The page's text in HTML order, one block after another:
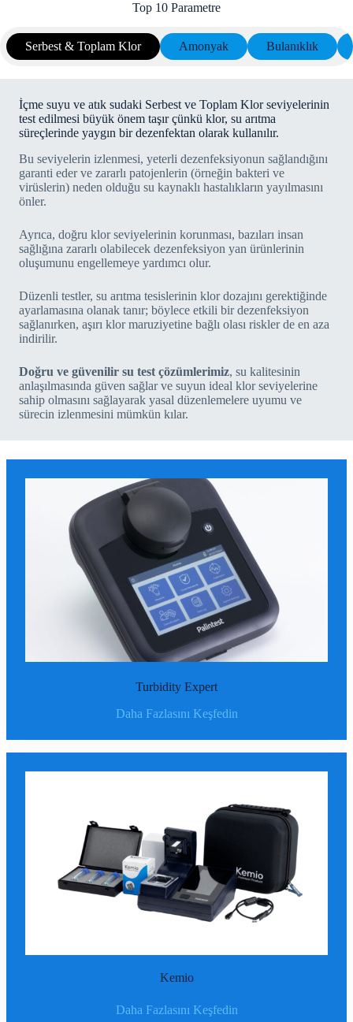
Top 10 Parametre
Serbest & Toplam Klor Amonyak Bulanıklık
İçme suyu ve atık sudaki Serbest ve Toplam Klor seviyelerinin
test edilmesi büyük önem taşır çünkü klor, su arıtma
süreçlerinde yaygın bir dezenfektan olarak kullanılır.
Bu seviyelerin izlenmesi, yeterli dezenfeksiyonun sağlandığını
garanti eder ve zararlı patojenlerin (örneğin bakteri ve
virüslerin) neden olduğu su kaynaklı hastalıkların yayılmasını
önler.
Ayrıca, doğru klor seviyelerinin korunması, bazıları insan
sağlığına zararlı olabilecek dezenfeksiyon yan ürünlerinin
oluşumunu engellemeye yardımcı olur.
Düzenli testler, su arıtma tesislerinin klor dozajını gerektiğinde
ayarlamasına olanak tanır; böylece etkili bir dezenfeksiyon
sağlanırken, aşırı klor maruziyetine bağlı olası riskler de en aza
indirilir.
Doğru ve güvenilir su test çözümlerimiz, su kalitesinin
anlaşılmasında güven sağlar ve suyun ideal klor seviyelerine
sahip olmasını sağlayarak yasal düzenlemelere uyumu ve
sürecin izlenmesini mümkün kılar.
Turbidity Expert
Daha Fazlasını Keşfedin
Kemio
Daha Fazlasını Keşfedin